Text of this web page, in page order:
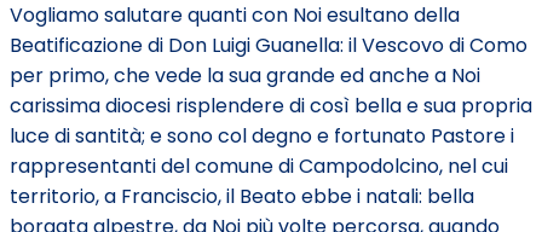
Vogliamo salutare quanti con Noi esultano della
Beatificazione di Don Luigi Guanella: il Vescovo di Como
per primo, che vede la sua grande ed anche a Noi
carissima diocesi risplendere di così bella e sua propria
luce di santità; e sono col degno e fortunato Pastore i
rappresentanti del comune di Campodolcino, nel cui
territorio, a Franciscio, il Beato ebbe i natali: bella